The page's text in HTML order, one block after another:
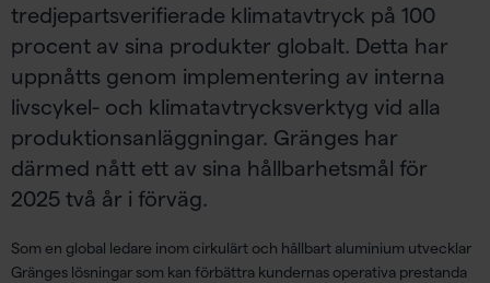
tredjepartsverifierade klimatavtryck på 100
procent av sina produkter globalt. Detta har
uppnåtts genom implementering av interna
livscykel- och klimatavtrycksverktyg vid alla
produktionsanläggningar. Gränges har
därmed nått ett av sina hållbarhetsmål för
2025 två år i förväg.
Som en global ledare inom cirkulärt och hållbart aluminium utvecklar
Gränges lösningar som kan förbättra kundernas operativa prestanda